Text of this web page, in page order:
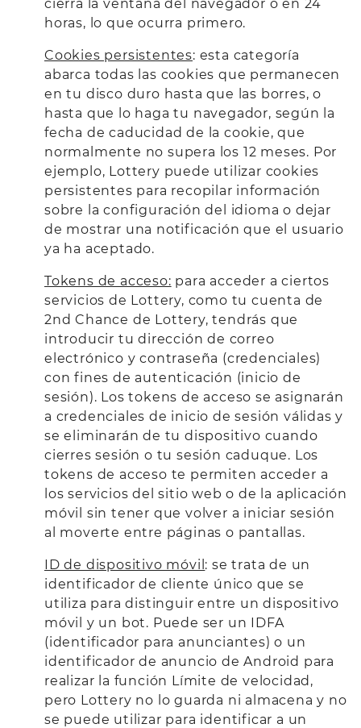
cierra la ventana del navegador o en 24
horas, lo que ocurra primero.
Cookies persistentes: esta categoría
abarca todas las cookies que permanecen
en tu disco duro hasta que las borres, o
hasta que lo haga tu navegador, según la
fecha de caducidad de la cookie, que
normalmente no supera los 12 meses. Por
ejemplo, Lottery puede utilizar cookies
persistentes para recopilar información
sobre la configuración del idioma o dejar
de mostrar una notificación que el usuario
ya ha aceptado.
Tokens de acceso: para acceder a ciertos
servicios de Lottery, como tu cuenta de
2nd Chance de Lottery, tendrás que
introducir tu dirección de correo
electrónico y contraseña (credenciales)
con fines de autenticación (inicio de
sesión). Los tokens de acceso se asignarán
a credenciales de inicio de sesión válidas y
se eliminarán de tu dispositivo cuando
cierres sesión o tu sesión caduque. Los
tokens de acceso te permiten acceder a
los servicios del sitio web o de la aplicación
móvil sin tener que volver a iniciar sesión
al moverte entre páginas o pantallas.
ID de dispositivo móvil : se trata de un
identificador de cliente único que se
utiliza para distinguir entre un dispositivo
móvil y un bot. Puede ser un IDFA
(identificador para anunciantes) o un
identificador de anuncio de Android para
realizar la función Límite de velocidad,
pero Lottery no lo guarda ni almacena y no
se puede utilizar para identificar a un